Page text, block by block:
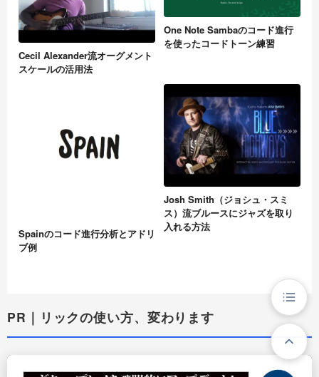
Cecil Alexander流オーグメント
スケールの活用法
One Note Sambaのコード進行
を使ったコードトーン練習
Spainのコード進行分析とアドリ
ブ例
Josh Smith（ジョシュ・スミ
ス）流ブルースにジャズを取り
入れる方法
PR｜リックの使い方、変わります